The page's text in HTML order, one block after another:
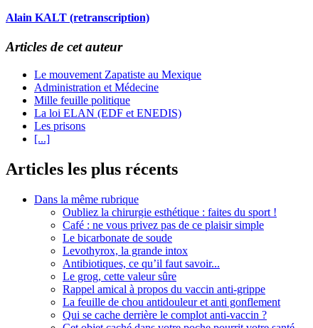
Alain KALT (retranscription)
Articles de cet auteur
Le mouvement Zapatiste au Mexique
Administration et Médecine
Mille feuille politique
La loi ELAN (EDF et ENEDIS)
Les prisons
[...]
Articles les plus récents
Dans la même rubrique
Oubliez la chirurgie esthétique : faites du sport !
Café : ne vous privez pas de ce plaisir simple
Le bicarbonate de soude
Levothyrox, la grande intox
Antibiotiques, ce qu’il faut savoir...
Le grog, cette valeur sûre
Rappel amical à propos du vaccin anti-grippe
La feuille de chou antidouleur et anti gonflement
Qui se cache derrière le complot anti-vaccin ?